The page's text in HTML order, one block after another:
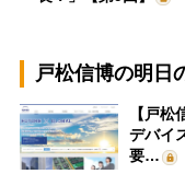
戸松信博の明日
【戸
デバイ
要…